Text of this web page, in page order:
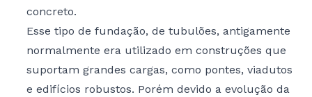
concreto.
Esse tipo de fundação, de tubulões, antigamente
normalmente era utilizado em construções que
suportam grandes cargas, como pontes, viadutos
e edifícios robustos. Porém devido a evolução da